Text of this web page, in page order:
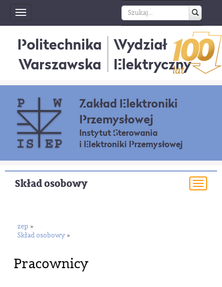
Toggle
navigation
Politechnika
Warszawska
Wydział
Elektryczny
Zakład Elektroniki
Przemysłowej
Instytut Sterowania
i Elektroniki Przemysłowej
Skład osobowy
zep »
Skład osobowy »
Pracownicy